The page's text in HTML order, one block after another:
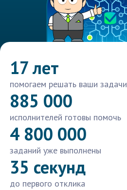
17 лет
помогаем решать ваши задачи
885 000
исполнителей готовы помочь
4 800 000
заданий уже выполнены
35 секунд
до первого отклика